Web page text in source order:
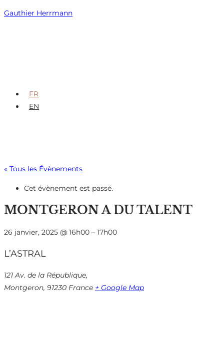
Skip
Gauthier Herrmann
FR
EN
« Tous les Évènements
Cet évènement est passé.
MONTGERON A DU TALENT
26 janvier, 2025 @ 16h00 – 17h00
L’ASTRAL
121 Av. de la République,
Montgeron, 91230 France + Google Map